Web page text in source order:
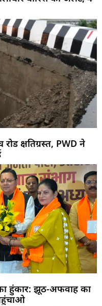
क्षतिग्रस्त, PWD ने
हुंकार: झूठ-अफवाह का